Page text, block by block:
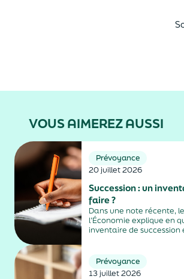
VOUS AIMEREZ AUSSI
Prévoyance
20 juillet 2026
Succession : un
faire ?
Dans une note récente,
l’Économie explique en
inventaire de succession
Prévoyance
13 juillet 2026